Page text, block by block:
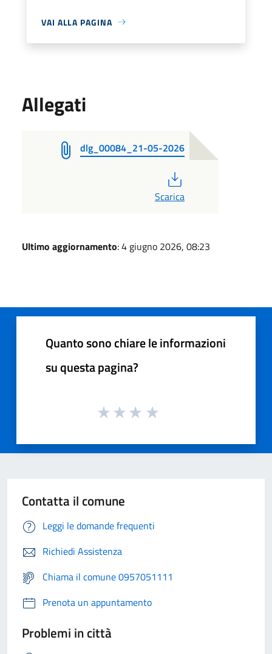
VAI ALLA PAGINA
Allegati
dlg_00084_21-05-2026
Scarica
Ultimo aggiornamento: 4 giugno 2026, 08:23
Quanto sono chiare le informazioni
su questa pagina?
Contatta il comune
Leggi le domande frequenti
Richiedi Assistenza
Chiama il comune 0957051111
Prenota un appuntamento
Problemi in città